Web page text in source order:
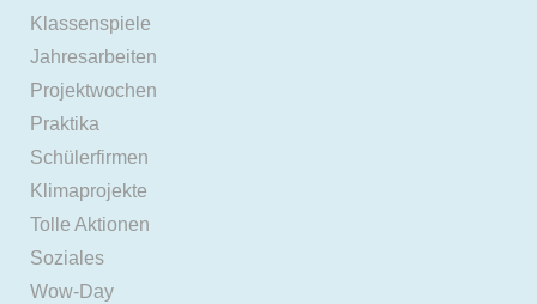
Klassenspiele
Jahresarbeiten
Projektwochen
Praktika
Schülerfirmen
Klimaprojekte
Tolle Aktionen
Soziales
Wow-Day